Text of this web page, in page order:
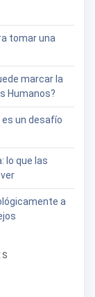
tomar una
marcar la
Humanos?
es un desafío
lo que las
a